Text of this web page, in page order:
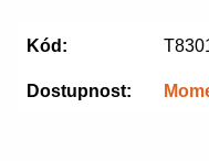
Kód:
Dostupnost: